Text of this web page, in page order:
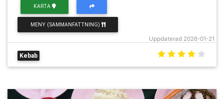
Uppdaterad 2026-01-21
KARTA
MENY (SAMMANFATTNING)
Kebab